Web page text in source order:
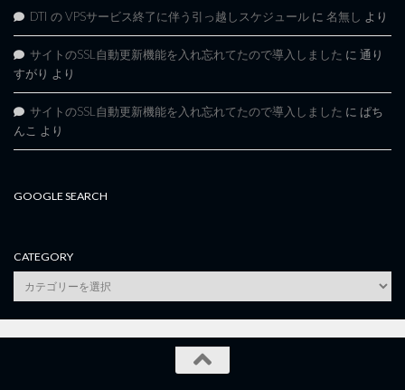
DTI の VPSサービス終了に伴う引っ越しスケジュール に 名無し より
サイトのSSL自動更新機能を入れ忘れてたので導入しました に 通り
すがり より
サイトのSSL自動更新機能を入れ忘れてたので導入しました に ぱち
んこ より
GOOGLE SEARCH
CATEGORY
category